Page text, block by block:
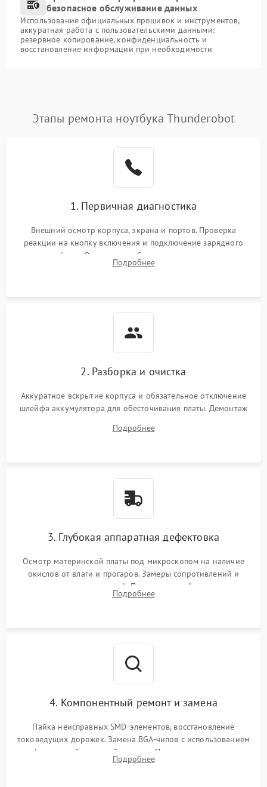
безопасное обслуживание данных
Использование официальных прошивок и инструментов,
аккуратная работа с пользовательскими данными:
резервное копирование, конфиденциальность и
восстановление информации при необходимости
Этапы ремонта ноутбука Thunderobot
1. Первичная диагностика
Внешний осмотр корпуса, экрана и портов. Проверка
реакции на кнопку включения и подключение зарядного
устройства. Оценка потребления тока с помощью
лабораторного блока питания для локализации проблемы.
Подробнее
2. Разборка и очистка
Аккуратное вскрытие корпуса и обязательное отключение
шлейфа аккумулятора для обесточивания платы. Демонтаж
высохшей термопасты с кристаллов чипов.
Подробнее
3. Глубокая аппаратная дефектовка
Осмотр материнской платы под микроскопом на наличие
окислов от влаги и прогаров. Замеры сопротивлений и
дежурных напряжений. Проверка цепей питания,
мультиконтроллера, процессора и видеочипа.
Подробнее
4. Компонентный ремонт и замена
Пайка неисправных SMD-элементов, восстановление
токоведущих дорожек. Замена BGA-чипов с использованием
инфракрасной паяльной станции. Прошивка микросхемы
BIOS или замена поврежденных портов USB
Подробнее